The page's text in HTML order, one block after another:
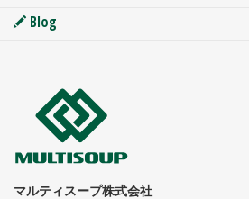
Blog
マルティスープ株式会社